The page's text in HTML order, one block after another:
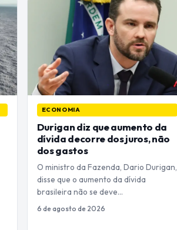
ECONOMIA
Durigan diz que aumento da
dívida decorre dos juros, não
dos gastos
O ministro da Fazenda, Dario Durigan,
disse que o aumento da dívida
brasileira não se deve…
6 de agosto de 2026